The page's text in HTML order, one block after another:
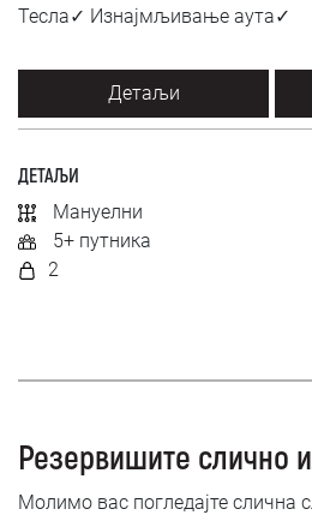
Тесла✓ Изнајмљивање аута✓
Детаљи
ДЕТАЉИ
Мануелни
5+ путника
2
Резервишите слично
Молимо вас погледајте слична